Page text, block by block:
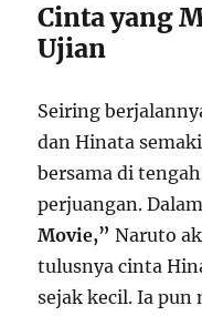
Cinta yang
Ujian
Seiring
dan Hinata
bersama di
perjuangan. Dalam
Movie,” Naruto
tulusnya cinta
sejak kecil. Ia pun